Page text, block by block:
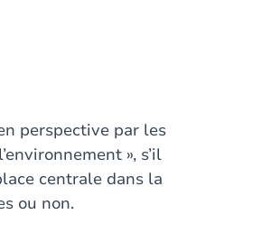
perspective par les
», s’il
centrale dans la
ou non.